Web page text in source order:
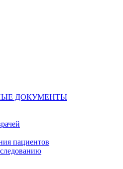
ДОКУМЕНТЫ
пациентов